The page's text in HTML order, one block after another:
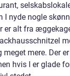
I nyde nogle
er alt fra
meget mere. Der
hvis I er glade